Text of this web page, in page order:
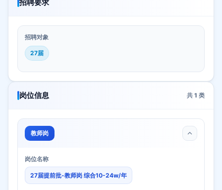
招聘要求
招聘对象
27届
岗位信息 共 1 类
教师岗
岗位名称
27届提前批-教师岗 综合10-24w/年